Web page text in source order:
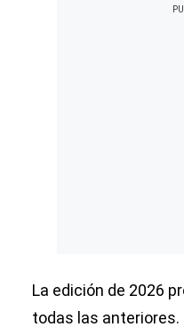
La edición de 2026
todas las anteriores.